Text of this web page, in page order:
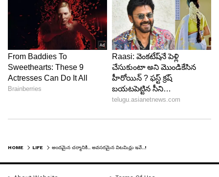
చర్మానికి మెరుపును, మృదుత్వాన్ని ఇస్తుంది. అలాగే
వృద్ధాప్యం లక్షణాలను నెమ్మదింపజేస్తుంది. అలాగే ఈ
విటమిన్ అతి నీలలోహిత కిరణాల నష్టం నుంచి రక్షిస్తుంది.
అలాగే చర్మ వాపును నివారిస్తుంది. అంతేకాదు తామర వంటి
అనేక చర్మ సమస్యలను కూడా నయం చేస్తుంది.
HOME LIFE అందమైన చర్మానికి.. అవసరమైన విటమిన్లు ఇవే..!